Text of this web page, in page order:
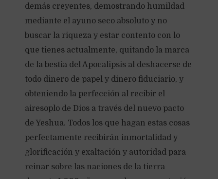
demás creyentes, demostrando humildad
mediante el ayuno seco absoluto y no
buscar la riqueza y estar contento con lo
que tienes actualmente, quitando la marca
de la bestia del Apocalipsis al deshacerse de
todo dinero de papel y dinero fiduciario, y
obteniendo la perfección al recibir el
airesoplo de Dios a través del nuevo pacto
de Yeshua. Todos los que hagan estas cosas
perfectamente recibirán inmortalidad y
glorificación y exaltación y autoridad para
reinar sobre las naciones de la tierra